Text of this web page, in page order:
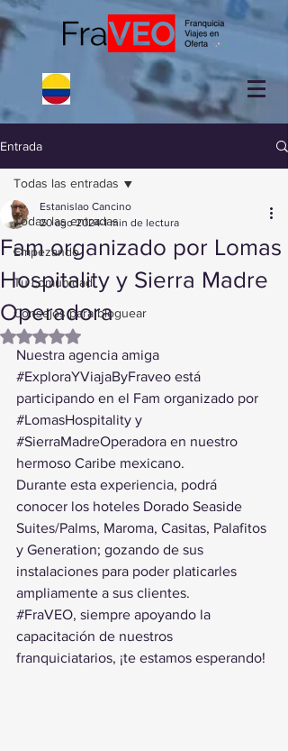
Entrada
Todas las entradas
Empezando
Tu comunidad
Consejos para bloguear
Todas las entradas
Fam organizado por Lomas
Hospitality y Sierra Madre
Operadora
Estanislao Cancino
20 ago 2024 1 min de lectura
Obtuvo NaN de 5 estrellas.
Nuestra agencia amiga
#ExploraYViajaByFraveo está
participando en el Fam organizado por
#LomasHospitality y
#SierraMadreOperadora en nuestro
hermoso Caribe mexicano.
Durante esta experiencia, podrá
conocer los hoteles Dorado Seaside
Suites/Palms, Maroma, Casitas, Palafitos
y Generation; gozando de sus
instalaciones para poder platicarles
ampliamente a sus clientes.
#FraVEO, siempre apoyando la
capacitación de nuestros
franquiciatarios, ¡te estamos esperando!